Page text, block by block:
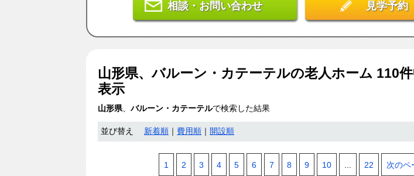
相談・お問い合わせ 見学予約
山形県、バルーン・カテーテルの老人ホーム 110
表示
山形県、 バルーン・カテーテルで検索した結果
並び替え 新着順 費用順 開設順
1 2 3 4 5 6 7 8 9 10 ... 22 次のペ